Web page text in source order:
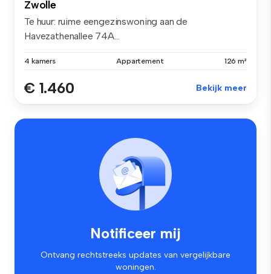
Zwolle
Te huur: ruime eengezinswoning aan de
Havezathenallee 74A...
4 kamers Appartement 126 m²
€ 1.460 Bekijk meer
Notificeer mij
Ontvang rechtstreeks updates van vergelijkbare
woningen.